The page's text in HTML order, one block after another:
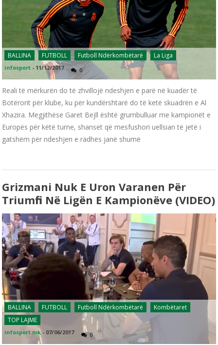
BALLINA FUTBOLL Futboll Ndërkombëtarë La Liga
infosport - 11/12/2017 0
Reali të mërkurën do të zhvillojë ndeshjen e parë në kuadër të
Botërorit për klube, ku për kundërshtarë do të ketë skuadrën e Al
Xhazira. Megjithëse Garet Bejll është grumbulluar me kampionët e
Europës për këtë turne, shanset që mesfushori uellsian të jetë i
gatshëm për ndeshjen e radhës janë shumë
Grizmani Nuk E Uron Varanen Për
Triumfin Në Ligën E Kampionëve (VIDEO)
BALLINA FUTBOLL Futboll Ndërkombëtarë
Kombëtaret
TOP LAJME
infosport.mk - 07/06/2017 0